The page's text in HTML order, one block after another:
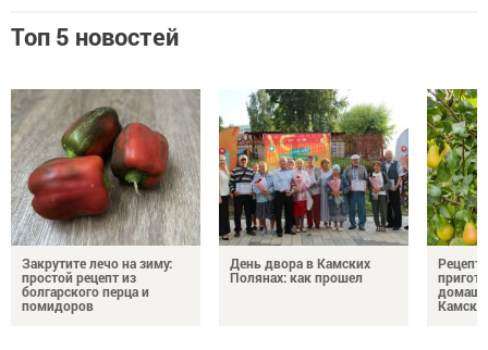
Топ 5 новостей
Закрутите лечо на зиму:
простой рецепт из
болгарского перца и
помидоров
День двора в Камских
Полянах: как прошел